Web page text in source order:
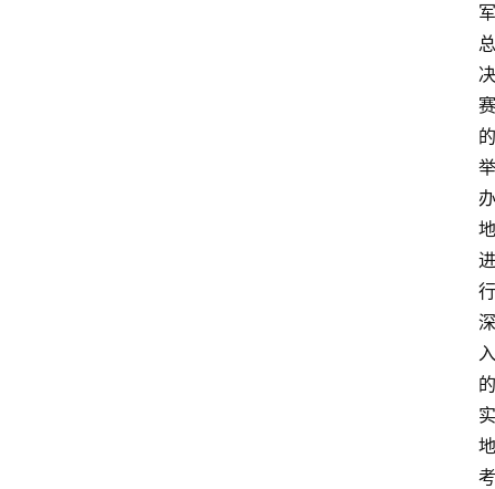
军
总
决
赛
的
举
办
地
进
行
深
入
的
实
地
考